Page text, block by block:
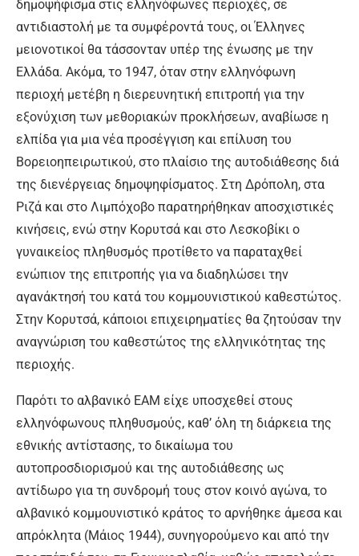
δημοψήφισμα στις ελληνόφωνες περιοχές, σε
αντιδιαστολή με τα συμφέροντά τους, οι Έλληνες
μειονοτικοί θα τάσσονταν υπέρ της ένωσης με την
Ελλάδα. Ακόμα, το 1947, όταν στην ελληνόφωνη
περιοχή μετέβη η διερευνητική επιτροπή για την
εξονύχιση των μεθοριακών προκλήσεων, αναβίωσε η
ελπίδα για μια νέα προσέγγιση και επίλυση του
Βορειοηπειρωτικού, στο πλαίσιο της αυτοδιάθεσης διά
της διενέργειας δημοψηφίσματος. Στη Δρόπολη, στα
Ριζά και στο Λιμπόχοβο παρατηρήθηκαν αποσχιστικές
κινήσεις, ενώ στην Κορυτσά και στο Λεσκοβίκι ο
γυναικείος πληθυσμός προτίθετο να παραταχθεί
ενώπιον της επιτροπής για να διαδηλώσει την
αγανάκτησή του κατά του κομμουνιστικού καθεστώτος.
Στην Κορυτσά, κάποιοι επιχειρηματίες θα ζητούσαν την
αναγνώριση του καθεστώτος της ελληνικότητας της
περιοχής.
Παρότι το αλβανικό ΕΑΜ είχε υποσχεθεί στους
ελληνόφωνους πληθυσμούς, καθ’ όλη τη διάρκεια της
εθνικής αντίστασης, το δικαίωμα του
αυτοπροσδιορισμού και της αυτοδιάθεσης ως
αντίδωρο για τη συνδρομή τους στον κοινό αγώνα, το
αλβανικό κομμουνιστικό κράτος το αρνήθηκε άμεσα και
απρόκλητα (Μάιος 1944), συνηγορούμενο και από την